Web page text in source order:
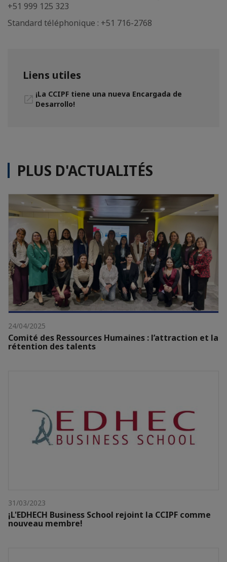
+51 999 125 323
Standard téléphonique : +51 716-2768
Liens utiles
¡La CCIPF tiene una nueva Encargada de
Desarrollo!
PLUS D'ACTUALITÉS
24/04/2025
Comité des Ressources Humaines : l’attraction et la
rétention des talents
31/03/2023
¡L'EDHECH Business School rejoint la CCIPF comme
nouveau membre!